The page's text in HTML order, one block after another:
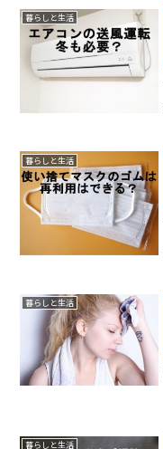
暮らしと生活
暮らしと生活
暮らしと生活
暮らしと生活